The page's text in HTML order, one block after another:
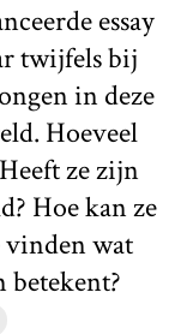
essay
twijfels bij
in deze
Hoeveel
ze zijn
Hoe kan ze
vinden wat